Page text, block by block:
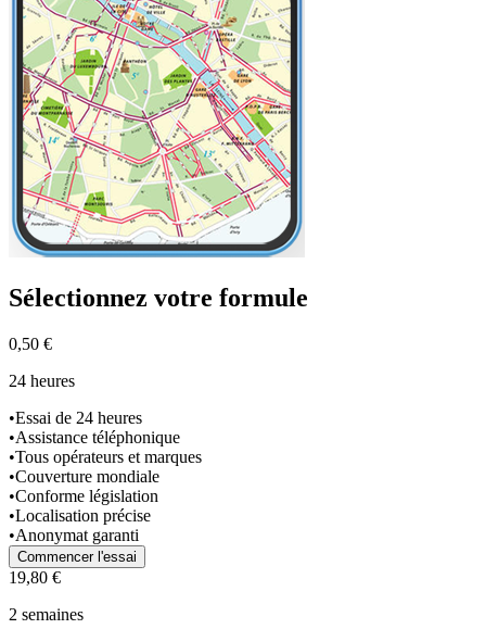
Sélectionnez votre formule
0,50 €
24 heures
•Essai de 24 heures
•Assistance téléphonique
•Tous opérateurs et marques
•Couverture mondiale
•Conforme législation
•Localisation précise
•Anonymat garanti
Commencer l'essai
19,80 €
2 semaines